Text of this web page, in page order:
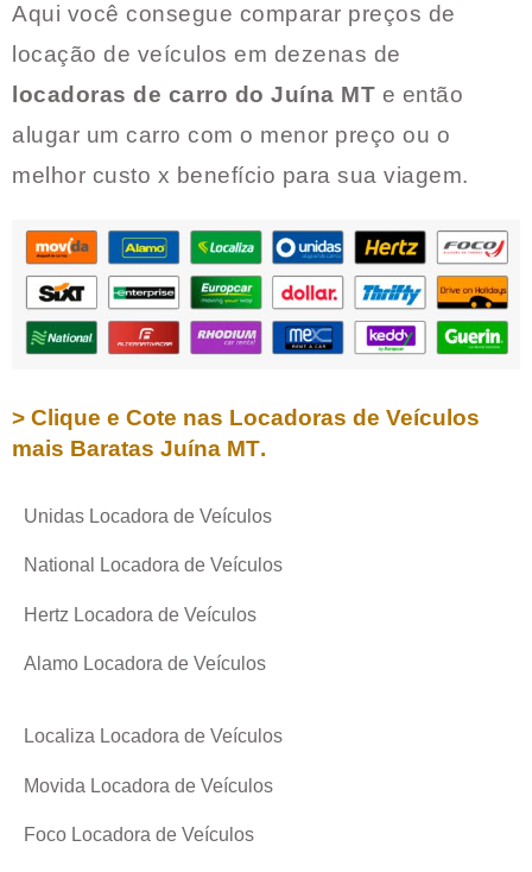
Aqui você consegue comparar preços de
locação de veículos em dezenas de
locadoras de carro do Juína MT e então
alugar um carro com o menor preço ou o
melhor custo x benefício para sua viagem.
> Clique e Cote nas Locadoras de Veículos
mais Baratas Juína MT.
Unidas Locadora de Veículos
National Locadora de Veículos
Hertz Locadora de Veículos
Alamo Locadora de Veículos
Localiza Locadora de Veículos
Movida Locadora de Veículos
Foco Locadora de Veículos